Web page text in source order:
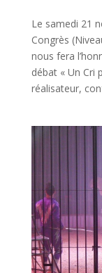
Le samedi 21
Congrès
nous fera
débat « Un Cri
réalisateur,